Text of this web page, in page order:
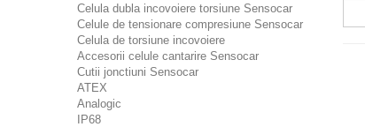
Celula dubla incovoiere torsiune Sensocar
Celule de tensionare compresiune Sensocar
Celula de torsiune incovoiere
Accesorii celule cantarire Sensocar
Cutii jonctiuni Sensocar
ATEX
Analogic
IP68